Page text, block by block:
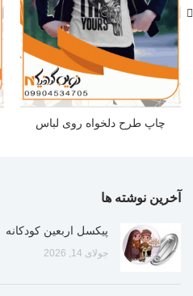
چاپ طرح دلخواه روی لباس
آخرین نوشته ها
پیکسل اربعین کودکانه
جولای 14, 2026